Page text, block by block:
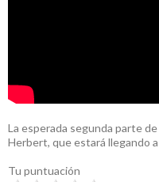
La esperada segunda parte de
Herbert, que estará llegando
Tu puntuación